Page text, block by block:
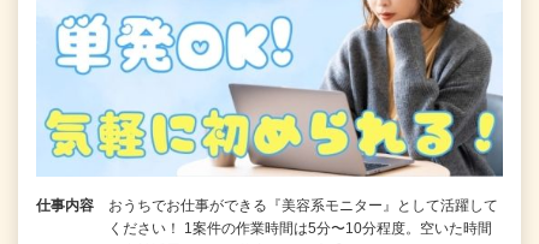
仕事内容
おうちでお仕事ができる『美容系モニター』として活躍して
ください！ 1案件の作業時間は5分〜10分程度。空いた時間